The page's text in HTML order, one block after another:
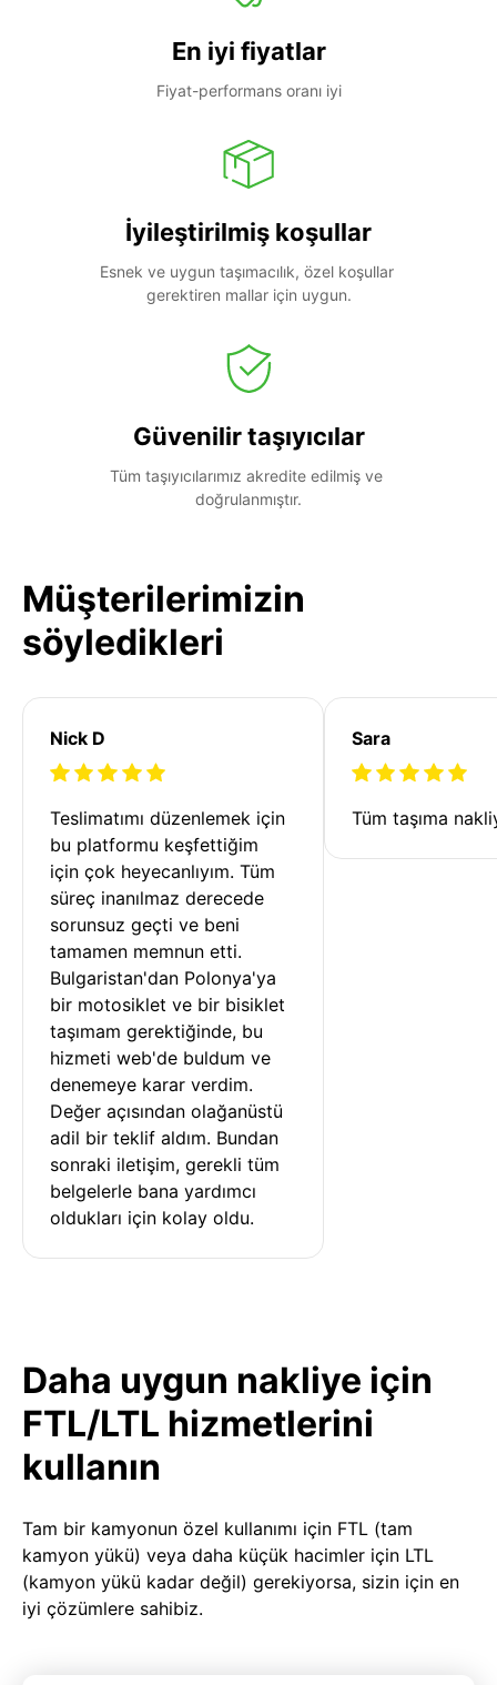
En iyi fiyatlar
Fiyat-performans oranı iyi
İyileştirilmiş koşullar
Esnek ve uygun taşımacılık, özel koşullar
gerektiren mallar için uygun.
Güvenilir taşıyıcılar
Tüm taşıyıcılarımız akredite edilmiş ve
doğrulanmıştır.
Müşterilerimizin
söyledikleri
Nick D
Teslimatımı düzenlemek için
bu platformu keşfettiğim
için çok heyecanlıyım. Tüm
süreç inanılmaz derecede
sorunsuz geçti ve beni
tamamen memnun etti.
Bulgaristan'dan Polonya'ya
bir motosiklet ve bir bisiklet
taşımam gerektiğinde, bu
hizmeti web'de buldum ve
denemeye karar verdim.
Değer açısından olağanüstü
adil bir teklif aldım. Bundan
sonraki iletişim, gerekli tüm
belgelerle bana yardımcı
oldukları için kolay oldu.
Sara
Tüm taşıma
Daha uygun nakliye için
FTL/LTL hizmetlerini
kullanın
Tam bir kamyonun özel kullanımı için FTL (tam
kamyon yükü) veya daha küçük hacimler için LTL
(kamyon yükü kadar değil) gerekiyorsa, sizin için en
iyi çözümlere sahibiz.